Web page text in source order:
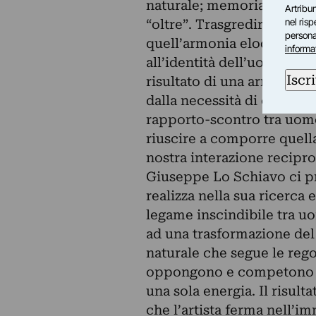
naturale; memoria, con
“oltre”. Trasgredire,
quell’armonia eloquente,
all’identità dell’uomo,
risultato di una
dalla necessità di capire;
rapporto-scontro tra
riuscire a comporre
nostra interazione
Giuseppe Lo Schiavo ci
realizza nella sua ricerca
legame inscindibile tra
ad una trasformazione
naturale che segue le
oppongono e competono
una sola energia. Il
che l’artista ferma
nel